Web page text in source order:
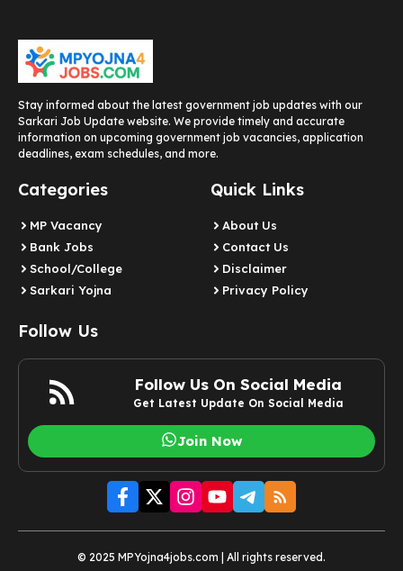
Stay informed about the latest government job updates with our
Sarkari Job Update website. We provide timely and accurate
information on upcoming government job vacancies, application
deadlines, exam schedules, and more.
Categories
MP Vacancy
Bank Jobs
School/College
Sarkari Yojna
Quick Links
About Us
Contact Us
Disclaimer
Privacy Policy
Follow Us
Follow Us On Social Media
Get Latest Update On Social Media
Join Now
© 2025 MPYojna4jobs.com | All rights reserved.